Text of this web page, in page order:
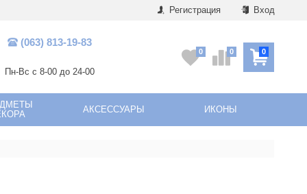
Регистрация Вход
(063) 813-19-83
Пн-Вс с 8-00 до 24-00
0
0 0
АКСЕССУАРЫ ИКОНЫ